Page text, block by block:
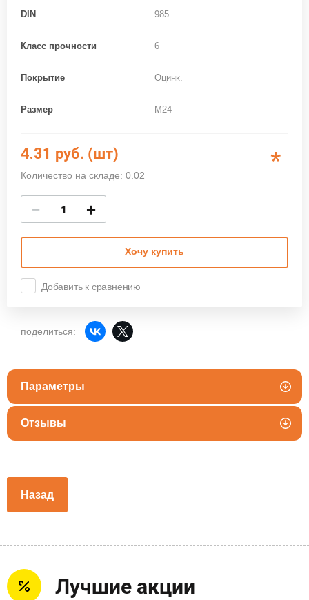
DIN 985
Класс прочности 6
Покрытие Оцинк.
Размер M24
4.31 руб. (шт)
Количество на складе: 0.02 *
− +
Хочу купить
Добавить к сравнению
поделиться:
Параметры
Отзывы
Назад
Лучшие акции